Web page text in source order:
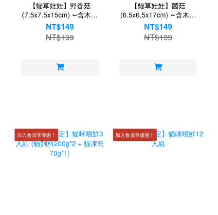
【貓草娃娃】野香菇
(7.5x7.5x15cm) ⭠含木天
蓼
NT$149
NT$199
【貓草娃娃】菌菇
(6.5x6.5x17cm) ⭠含木天
蓼
NT$149
NT$199
加入會員享優惠！ 加入會員享優惠！